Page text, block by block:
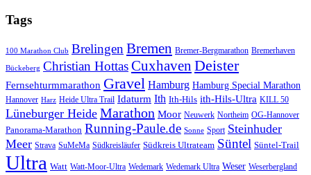
Tags
100 Marathon Club BrelingenBremen Bremer-Bergmarathon Bremerhaven
Bückeberg Christian HottasCuxhaven Deister
Fernsehturmmarathon Gravel Hamburg Hamburg Special Marathon
Hannover Harz Heide Ultra Trail Idaturm Ith Ith-Hils ith-Hils-Ultra KILL 50
Lüneburger Heide Marathon Moor Neuwerk Northeim OG-Hannover
Panorama-Marathon Running-Paule.de Sonne Sport Steinhuder
Meer Strava SuMeMa Südkreisläufer Südkreis Ultrateam Süntel Süntel-Trail
Ultra Watt Watt-Moor-Ultra Wedemark Wedemark Ultra Weser Weserbergland